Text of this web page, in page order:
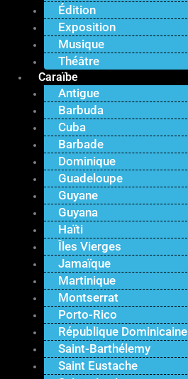
Édition
Exposition
Musique
Théâtre
Caraïbe
Antigue
Barbuda
Cuba
Barbade
Dominique
Guadeloupe
Guyane
Guyana
Haïti
Îles Vierges
Jamaïque
Martinique
Montserrat
Porto-Rico
République Dominicaine
Saint-Barthélemy
Saint Eustache